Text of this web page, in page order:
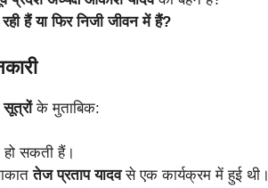
हैं या फिर निजी जीवन में हैं?
सूत्रोंके मुताबिक:
हो सकती हैं।
तेज प्रताप यादवसे एक कार्यक्रम में हुई थी।